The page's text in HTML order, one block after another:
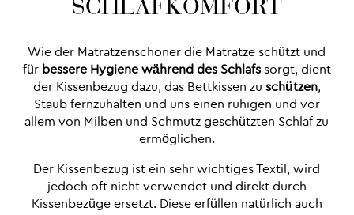
SCHLAFKOMFORT
Wie der Matratzenschoner die Matratze schützt und
für bessere Hygiene während des Schlafssorgt, dient
der Kissenbezug dazu, das Bettkissen zu schützen,
Staub fernzuhalten und uns einen ruhigen und vor
allem von Milben und Schmutz geschützten Schlaf zu
ermöglichen.
Der Kissenbezug ist ein sehr wichtiges Textil, wird
jedoch oft nicht verwendet und direkt durch
Kissenbezüge ersetzt. Diese erfüllen natürlich auch